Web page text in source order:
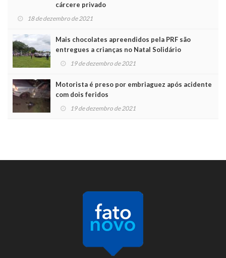
cárcere privado
18 de dezembro de 2021
Mais chocolates apreendidos pela PRF são
entregues a crianças no Natal Solidário
19 de dezembro de 2021
Motorista é preso por embriaguez após acidente
com dois feridos
19 de dezembro de 2021